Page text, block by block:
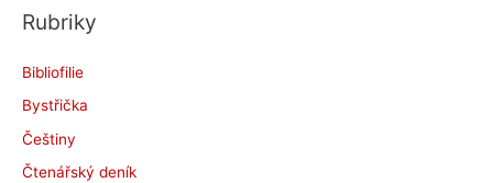
h
v
y
Rubriky
Bibliofilie
Bystřička
Češtiny
Čtenářský deník